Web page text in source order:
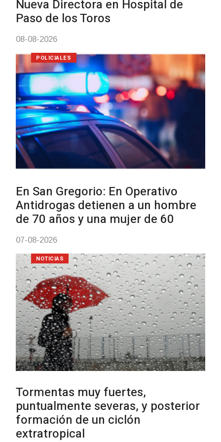
Investigación de policías de
Tacuarembó permitió recuperar
Brasil una camioneta hurtada en
Villa Ansina
04-08-2026
Facultad de Artes llega a Durazno
con dos cursos de formación
03-08-2026
NOTICIAS
Clases de Muai Thai en Complejo
Charrúa
03-08-2026
NOTICIAS
Turismo accesible para personas
con discapacidad y adultos
mayores
03-08-2026
NOTICIAS
Actualización sobre la agenda de
NOTICIAS